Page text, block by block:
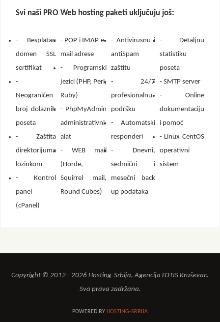
Svi naši PRO Web hosting paketi uključuju još:
- Besplatan
domen SSL
sertifikat
-
Neograničen
broj dolaznih
poseta
- Zaštita
direktorijuma
lozinkom
- Kontrol
panel
(cPanel)
- POP i IMAP e-
mail adrese
- Programski
jezici (PHP, Perl,
Ruby)
- PhpMyAdmin
administrativni
alat
- WEB mail
(Horde,
Squirrel mail,
Round Cubes)
- Antivirusnu i
antiSpam
zaštitu
- 24/7
profesionalnu
podršku
- Automatski
responderi
- Dnevni,
sedmični i
mesečni back
up podataka
- Detaljnu
statistiku
poseta
- SMTP server
- Online
dokumentaciju
i pomoć
- Linux CentOS
operativni
sistem
Copyright © 2012 - 2026 Hosting-Srbija, Agencija LOTIS Kruševac.
Sva prava zadržana.
POWERED BY HOSTING-SRBIJA